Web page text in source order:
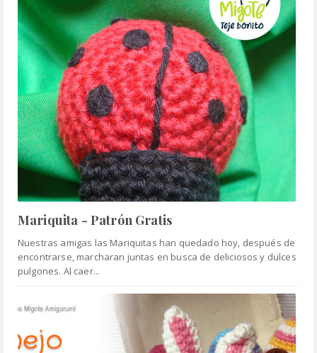
Mariquita - Patrón Gratis
Nuestras amigas las Mariquitas han quedado hoy, después de
encontrarse, marcharan juntas en busca de deliciosos y dulces
pulgones. Al caer...